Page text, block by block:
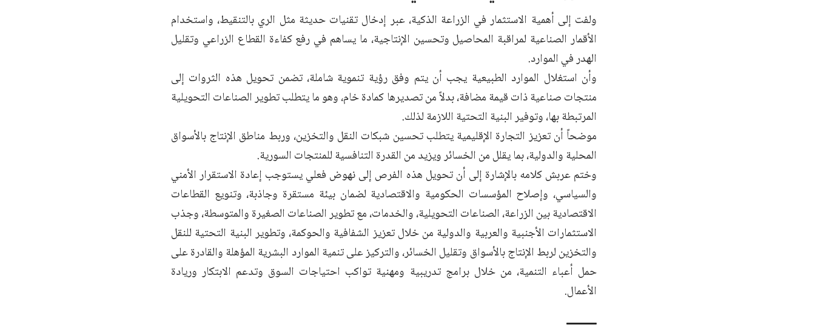
ولفت إلى أهمية الاستثمار في الزراعة الذكية، عبر إدخال تقنيات حديثة مثل الري بالتنقيط، واستخدام
الأقمار الصناعية لمراقبة المحاصيل وتحسين الإنتاجية، ما يساهم في رفع كفاءة القطاع الزراعي وتقليل
الهدر في الموارد.
وأن استغلال الموارد الطبيعية يجب أن يتم وفق رؤية تنموية شاملة، تضمن تحويل هذه الثروات إلى
منتجات صناعية ذات قيمة مضافة، بدلاً من تصديرها كمادة خام، وهو ما يتطلب تطوير الصناعات التحويلية
المرتبطة بها، وتوفير البنية التحتية اللازمة لذلك.
موضحاً أن تعزيز التجارة الإقليمية يتطلب تحسين شبكات النقل والتخزين، وربط مناطق الإنتاج بالأسواق
المحلية والدولية، بما يقلل من الخسائر ويزيد من القدرة التنافسية للمنتجات السورية.
وختم عربش كلامه بالإشارة إلى أن تحويل هذه الفرص إلى نهوض فعلي يستوجب إعادة الاستقرار الأمني
والسياسي، وإصلاح المؤسسات الحكومية والاقتصادية لضمان بيئة مستقرة وجاذبة، وتنويع القطاعات
الاقتصادية بين الزراعة، الصناعات التحويلية، والخدمات، مع تطوير الصناعات الصغيرة والمتوسطة، وجذب
الاستثمارات الأجنبية والعربية والدولية من خلال تعزيز الشفافية والحوكمة، وتطوير البنية التحتية للنقل
والتخزين لربط الإنتاج بالأسواق وتقليل الخسائر، والتركيز على تنمية الموارد البشرية المؤهلة والقادرة على
حمل أعباء التنمية، من خلال برامج تدريبية ومهنية تواكب احتياجات السوق وتدعم الابتكار وريادة
الأعمال.